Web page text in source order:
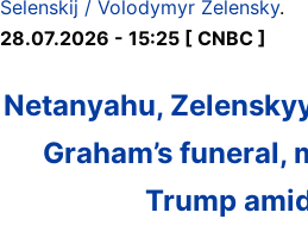
Selenskij / Volodymyr Zelensky.
28.07.2026 - 15:25 [ CNBC ]
Netanyahu,
Graham’s funeral,
Trump